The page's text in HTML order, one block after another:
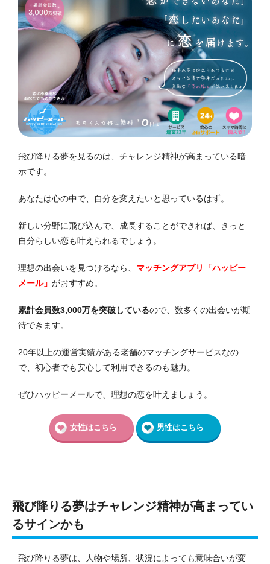
飛び降りる夢を見るのは、チャレンジ精神が高まっている暗
示です。
あなたは心の中で、自分を変えたいと思っているはず。
新しい分野に飛び込んで、成長することができれば、きっと
自分らしい恋も叶えられるでしょう。
理想の出会いを見つけるなら、 マッチングアプリ「ハッピー
メール」 がおすすめ。
累計会員数3,000万を突破しているので、数多くの出会いが期
待できます。
20年以上の運営実績がある老舗のマッチングサービスなの
で、初心者でも安心して利用できるのも魅力。
ぜひハッピーメールで、理想の恋を叶えましょう。
女性はこちら 男性はこちら
飛び降りる夢はチャレンジ精神が高まってい
るサインかも
飛び降りる夢は、人物や場所、状況によっても意味合いが変